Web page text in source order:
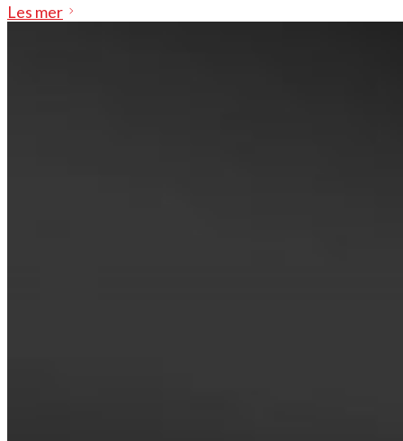
Les mer